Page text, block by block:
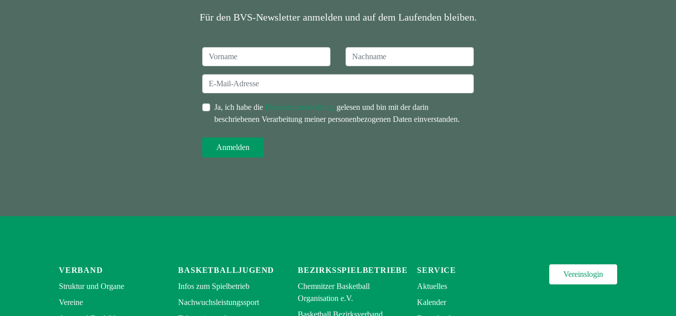
Für den BVS-Newsletter anmelden und auf dem Laufenden bleiben.
Ja, ich habe die Datenschutzerklärung gelesen und bin mit der darin
beschriebenen Verarbeitung meiner personenbezogenen Daten einverstanden.
VERBAND
Struktur und Organe
Vereine
BASKETBALLJUGEND
Infos zum Spielbetrieb
Nachwuchsleistungssport
BEZIRKSSPIELBETRIEBE
Chemnitzer Basketball
Organisation e.V.
SERVICE
Aktuelles
Kalender
Vereinslogin